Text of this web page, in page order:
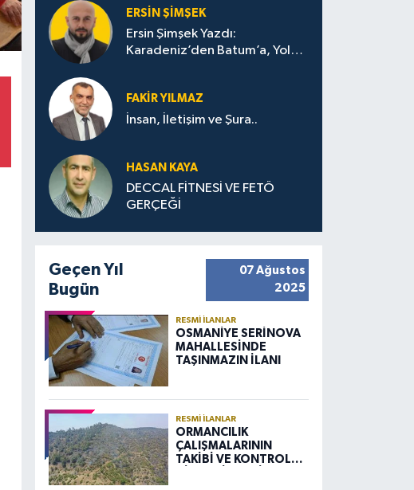
ERSIN ŞIMŞEK
Ersin Şimşek Yazdı:
Karadeniz’den Batum’a, Yolun
FAKIR YILMAZ
İnsan, İletişim ve Şura..
HASAN KAYA
DECCAL FİTNESİ VE FETÖ
GERÇEĞİ
Geçen Yıl
Bugün
07 Ağustos
2025
RESMI İLANLAR
OSMANİYE SERİNOVA
MAHALLESİNDE
TAŞINMAZIN İLANI
RESMI İLANLAR
ORMANCILIK
ÇALIŞMALARININ
TAKİBİ VE KONTROLÜ